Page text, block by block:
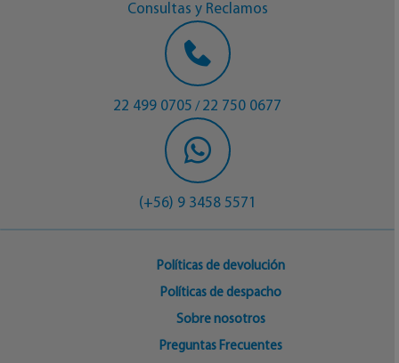
Consultas y Reclamos
22 499 0705 /22 750 0677
(+56) 9 3458 5571
Políticas de devolución
Políticas de despacho
Sobre nosotros
Preguntas Frecuentes